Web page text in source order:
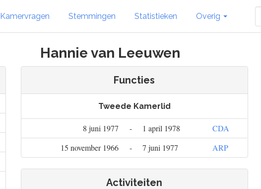
Kamervragen Stemmingen Statistieken Overig
Hannie van Leeuwen
Functies
Tweede Kamerlid
8 juni 1977 - 1 april 1978
CDA
15 november 1966
- 7 juni 1977 ARP
Activiteiten